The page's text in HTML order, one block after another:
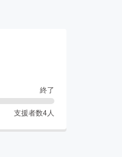
終了
支援者数4人